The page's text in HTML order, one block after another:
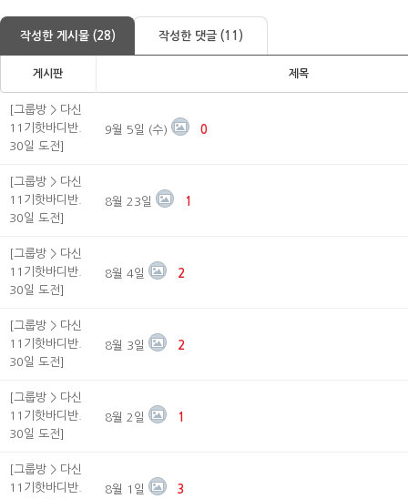
작성한 게시물 (28) 작성한 댓글 (11)
게시판 제목
[그룹방 > 다신
11기핫바디반.
30일 도전]
9월 5일 (수) 0
[그룹방 > 다신
11기핫바디반.
30일 도전]
8월 23일 1
[그룹방 > 다신
11기핫바디반.
30일 도전]
8월 4일 2
[그룹방 > 다신
11기핫바디반.
30일 도전]
8월 3일 2
[그룹방 > 다신
11기핫바디반.
30일 도전]
8월 2일 1
[그룹방 > 다신
11기핫바디반.
8월 1일 3